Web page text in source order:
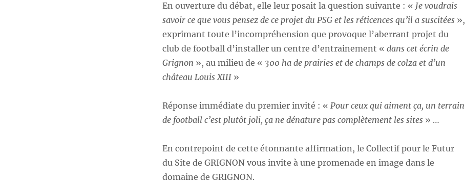
En ouverture du débat, elle leur posait la question suivante : « Je voudrais
savoir ce que vous pensez de ce projet du PSG et les réticences qu’il a suscitées »,
exprimant toute l’incompréhension que provoque l’aberrant projet du
club de football d’installer un centre d’entrainement « dans cet écrin de
Grignon », au milieu de « 300 ha de prairies et de champs de colza et d’un
château Louis XIII »
Réponse immédiate du premier invité : « Pour ceux qui aiment ça, un terrain
de football c’est plutôt joli, ça ne dénature pas complètement les sites » …
En contrepoint de cette étonnante affirmation, le Collectif pour le Futur
du Site de GRIGNON vous invite à une promenade en image dans le
domaine de GRIGNON.